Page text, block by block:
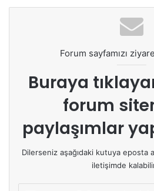
Forum sayfamızı
Buraya
forum
paylaşımlar
Dilerseniz aşağıdaki kutuya eposta
iletişimde